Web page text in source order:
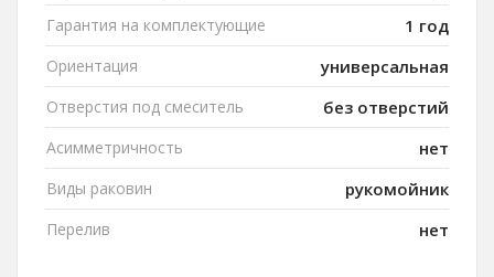
Гарантия на комплектующие 1 год
Ориентация универсальная
Отверстия под смеситель без отверстий
Асимметричность нет
Виды раковин рукомойник
Перелив нет